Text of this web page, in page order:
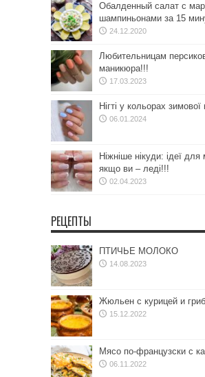
Обалденный салат с
шампиньонами за 15
24.12.2020
Любительницам
маникюра!!!
17.03.2023
Нігті у кольорах зимової
06.01.2024
Ніжніше нікуди: ідеї для
якщо ви – леді!!!
02.04.2023
РЕЦЕПТЫ
ПТИЧЬЕ МОЛОКО
14.08.2023
Жюльен с курицей и
15.12.2022
Мясо по-французски с
06.11.2022